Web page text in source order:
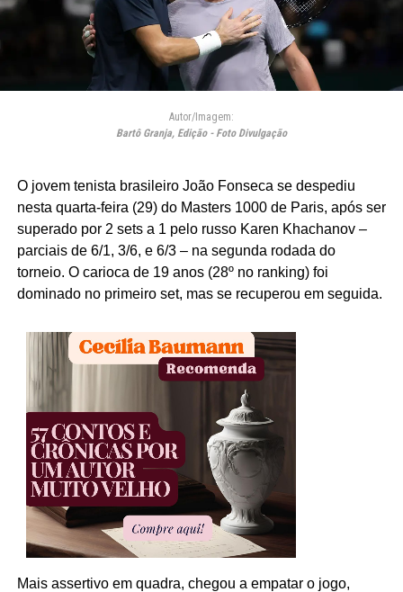
Autor/Imagem:
Bartô Granja, Edição - Foto Divulgação
O jovem tenista brasileiro João Fonseca se despediu
nesta quarta-feira (29) do Masters 1000 de Paris, após ser
superado por 2 sets a 1 pelo russo Karen Khachanov–
parciais de 6/1, 3/6, e 6/3 – na segunda rodada do
torneio. O carioca de 19 anos (28º no ranking) foi
dominado no primeiro set, mas se recuperou em seguida.
Mais assertivo em quadra, chegou a empatar o jogo,